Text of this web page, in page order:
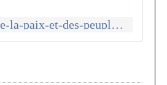
http://www.communcommune.com/2022/02/l-ennemi-principal-de-la-paix-et-des-peuples-est-le-bloc-euro-atlantique.html